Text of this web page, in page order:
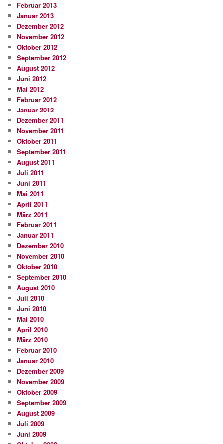
Februar 2013
Januar 2013
Dezember 2012
November 2012
Oktober 2012
September 2012
August 2012
Juni 2012
Mai 2012
Februar 2012
Januar 2012
Dezember 2011
November 2011
Oktober 2011
September 2011
August 2011
Juli 2011
Juni 2011
Mai 2011
April 2011
März 2011
Februar 2011
Januar 2011
Dezember 2010
November 2010
Oktober 2010
September 2010
August 2010
Juli 2010
Juni 2010
Mai 2010
April 2010
März 2010
Februar 2010
Januar 2010
Dezember 2009
November 2009
Oktober 2009
September 2009
August 2009
Juli 2009
Juni 2009